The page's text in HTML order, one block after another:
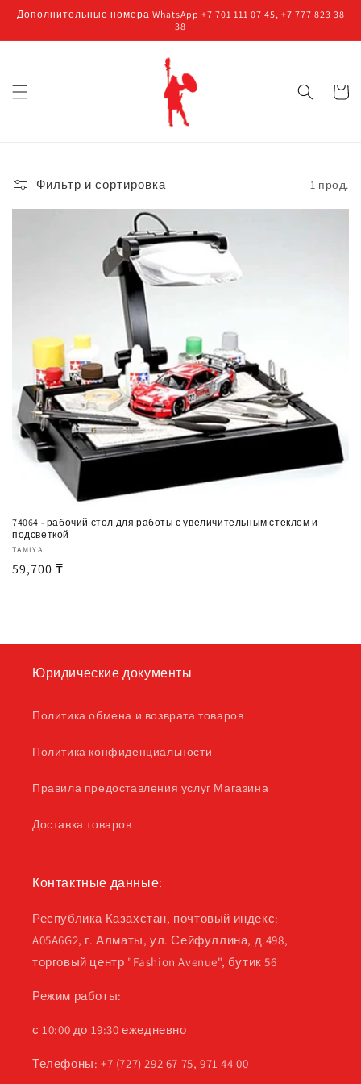
к
Дополнительные номера WhatsApp +7 701 111 07 45, +7 777 823 38
38
Фильтр и сортировка 1 прод.
74064 - рабочий стол для работы с увеличительным стеклом и
подсветкой
Продавец:
TAMIYA
Обычная
59,700 ₸
Юридические документы
Политика обмена и возврата товаров
Политика конфиденциальности
Правила предоставления услуг Магазина
Доставка товаров
Контактные данные:
Республика Казахстан, почтовый индекс:
A05A6G2, г. Алматы, ул. Сейфуллина, д.498,
торговый центр "Fashion Avenue", бутик 56
Режим работы:
с 10:00 до 19:30 ежедневно
Телефоны: +7 (727) 292 67 75, 971 44 00